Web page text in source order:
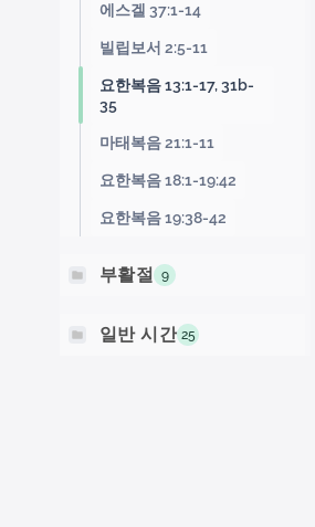
에스겔 37:1-14
빌립보서 2:5-11
요한복음 13:1-17, 31b-
35
마태복음 21:1-11
요한복음 18:1-19:42
요한복음 19:38-42
부활절 9
일반 시간 25